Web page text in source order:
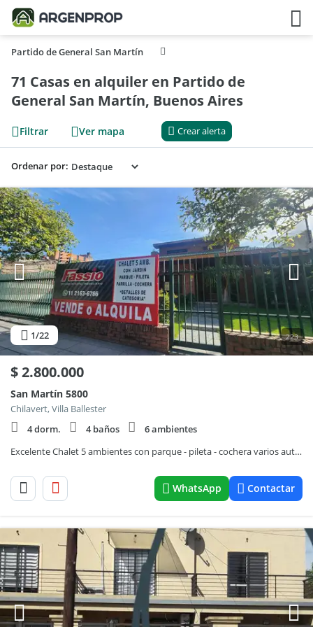
Partido de General San Martín
71 Casas en alquiler en Partido de
General San Martín, Buenos Aires
Filtrar Ver mapa Crear alerta
Ordenar por:
1/22 223
$2.800.000
San Martín 5800
Chilavert, Villa Ballester
4 dorm.
4 baños
6 ambientes
Excelente Chalet 5 ambientes con parque - pileta - cochera varios autos -
WhatsApp Contactar